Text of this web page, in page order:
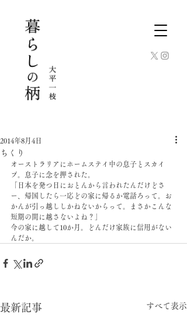
ちくり
2014年8月4日
オーストラリアにホームステイ中の息子とスカイ
プ。息子に念を押された。
「日本を発つ日におとんから言われたんだけどさ
ー、帰国したら一応どの家に帰るか電話ろって。お
かんが引っ越ししかねないからって。まさかこんな
短期の間に越さないよね？」
今の家に越して10か月。どんだけ家族に信用がない
んだか。
最新記事 すべて表示